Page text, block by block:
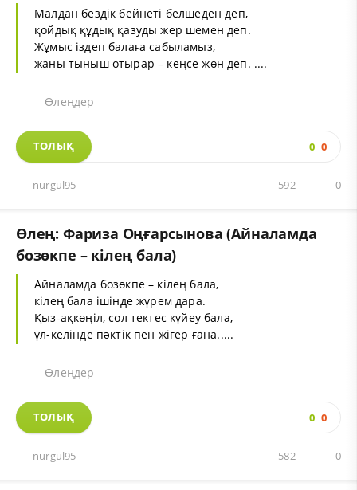
Малдан бездік бейнеті белшеден деп,
қойдық құдық қазуды жер шемен деп.
Жұмыс іздеп балаға сабыламыз,
жаны тыныш отырар – кеңсе жөн деп. ....
Өлеңдер
ТОЛЫҚ 0 0
nurgul95 0
592
Өлең: Фариза Оңғарсынова (Айналамда
бозөкпе – кілең бала)
Айналамда бозөкпе – кілең бала,
кілең бала ішінде жүрем дара.
Қыз-ақкөңіл, сол тектес күйеу бала,
ұл-келінде пәктік пен жігер ғана.....
Өлеңдер
ТОЛЫҚ 0 0
nurgul95 0
582